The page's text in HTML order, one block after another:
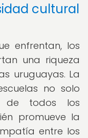
cultural
enfrentan, los
una riqueza
uruguayas. La
no solo
de todos los
promueve la
entre los